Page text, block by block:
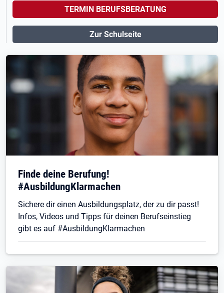
TERMIN BERUFSBERATUNG
Zur Schulseite
Finde deine Berufung!
#AusbildungKlarmachen
Sichere dir einen Ausbildungsplatz, der zu dir passt!
Infos, Videos und Tipps für deinen Berufseinstieg
gibt es auf #AusbildungKlarmachen